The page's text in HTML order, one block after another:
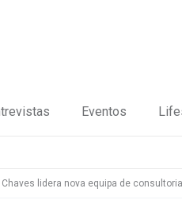
Eventos
Chaves lidera nova equipa de